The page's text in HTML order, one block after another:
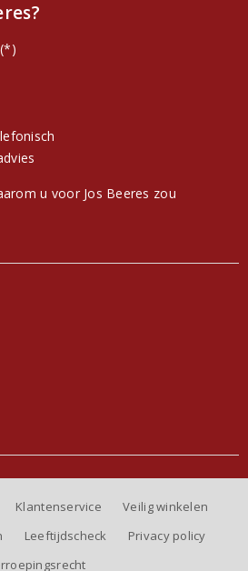
u voor Jos Beeres zou
Klantenservice
Veilig winkelen
Leeftijdscheck
Privacy policy